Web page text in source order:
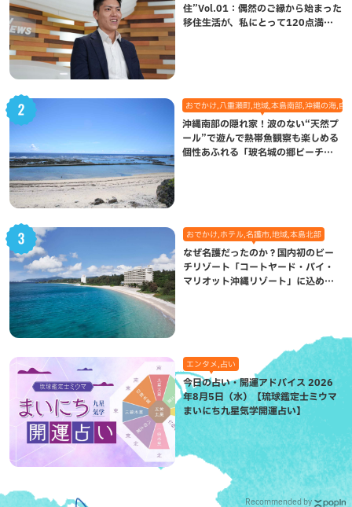
住”Vol.01：偶然のご縁から始まった
移住生活が、私にとって120点満点
おでかけ,八重瀬町,地域,本島南部,沖縄の海,自
沖縄南部の隠れ家！波のない“天然プ
ール”で遊んで熱帯魚観察も楽しめる
個性あふれる「玻名城の郷ビーチ」
おでかけ,ホテル,名護市,地域,本島北部
なぜ名護だったのか？国内初のビー
チリゾート「コートヤード・バイ・
マリオット沖縄リゾート」に込めら
エンタメ,占い
今日の占い・開運アドバイス 2026
年8月5日（水）【琉球鑑定士ミウマ
まいにち九星気学開運占い】
Recommended by